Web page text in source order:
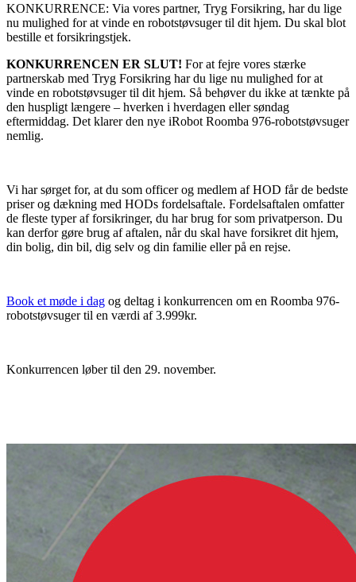
KONKURRENCE: Via vores partner, Tryg Forsikring, har du lige
nu mulighed for at vinde en robotstøvsuger til dit hjem. Du skal blot
bestille et forsikringstjek.
KONKURRENCEN ER SLUT! For at fejre vores stærke
partnerskab med Tryg Forsikring har du lige nu mulighed for at
vinde en robotstøvsuger til dit hjem. Så behøver du ikke at tænkte på
den huspligt længere – hverken i hverdagen eller søndag
eftermiddag. Det klarer den nye iRobot Roomba 976-robotstøvsuger
nemlig.
Vi har sørget for, at du som officer og medlem af HOD får de bedste
priser og dækning med HODs fordelsaftale. Fordelsaftalen omfatter
de fleste typer af forsikringer, du har brug for som privatperson. Du
kan derfor gøre brug af aftalen, når du skal have forsikret dit hjem,
din bolig, din bil, dig selv og din familie eller på en rejse.
Book et møde i dag og deltag i konkurrencen om en Roomba 976-
robotstøvsuger til en værdi af 3.999kr.
Konkurrencen løber til den 29. november.